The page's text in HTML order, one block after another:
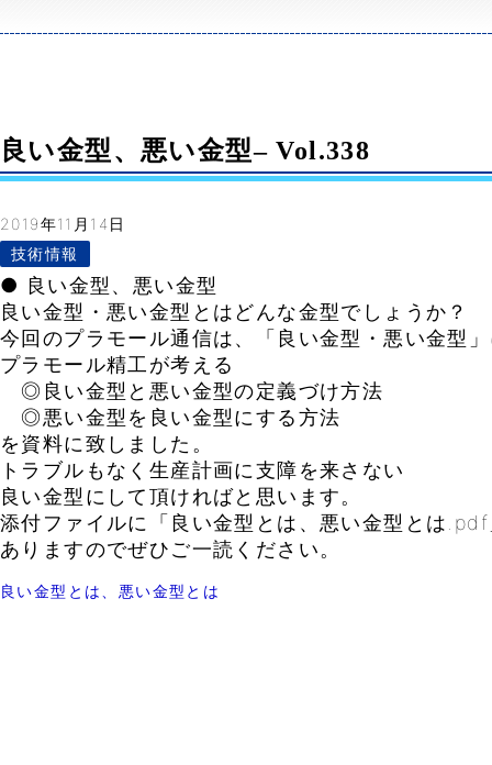
良い金型、悪い金型– Vol.338
2019年11月14日
技術情報
● 良い金型、悪い金型
良い金型・悪い金型とはどんな金型でしょうか？
今回のプラモール通信は、「良い金型・悪い金型
プラモール精工が考える
◎良い金型と悪い金型の定義づけ方法
◎悪い金型を良い金型にする方法
を資料に致しました。
トラブルもなく生産計画に支障を来さない
良い金型にして頂ければと思います。
添付ファイルに「良い金型とは、悪い金型とは
ありますのでぜひご一読ください。
良い金型とは、悪い金型とは